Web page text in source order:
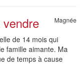
Magnée
de 14 mois qui
famille aimante. Ma
de temps à cause